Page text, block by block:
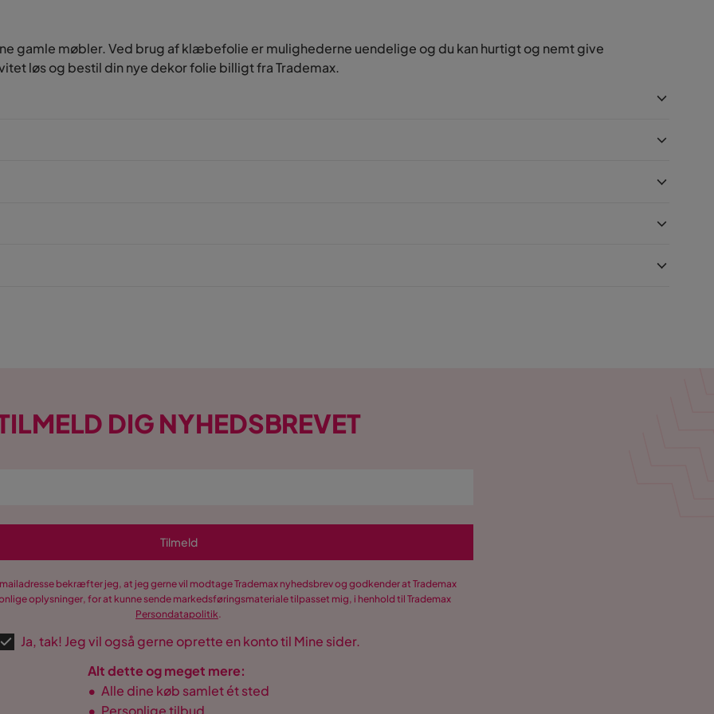
gamle møbler. Ved brug af klæbefolie er mulighederne uendelige og du kan hurtigt og nemt give
løs og bestil din nye dekor folie billigt fra Trademax.
DIG NYHEDSBREVET
Tilmeld
bekræfter jeg, at jeg gerne vil modtage Trademax nyhedsbrev og godkender at Trademax
oplysninger, for at kunne sende markedsføringsmateriale tilpasset mig, i henhold til Trademax
Persondatapolitik.
Ja, tak! Jeg vil også gerne oprette en konto til Mine sider.
Alt dette og meget mere:
• Alle dine køb samlet ét sted